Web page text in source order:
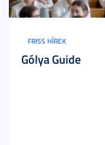
FRISS HÍREK
Gólya Guide